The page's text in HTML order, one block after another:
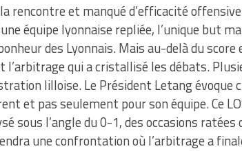
rencontre et manqué d’efficacité
équipe lyonnaise repliée, l’unique but
des Lyonnais. Mais au-delà du
l’arbitrage qui a cristallisé les débats.
lilloise. Le Président Letang évoque
et pas seulement pour son équipe. Ce
sous l’angle du 0-1, des occasions ratées
une confrontation où l’arbitrage a